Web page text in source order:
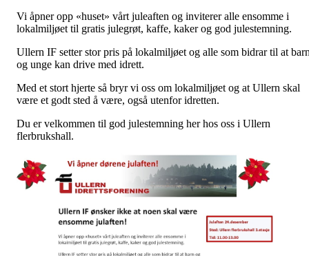
Vi åpner opp «huset» vårt juleaften og inviterer alle ensomme i
lokalmiljøet til gratis julegrøt, kaffe, kaker og god julestemning.
Ullern IF setter stor pris på lokalmiljøet og alle som bidrar til at
og unge kan drive med idrett.
Med et stort hjerte så bryr vi oss om lokalmiljøet og at Ullern skal
være et godt sted å være, også utenfor idretten.
Du er velkommen til god julestemning her hos oss i Ullern
flerbrukshall.